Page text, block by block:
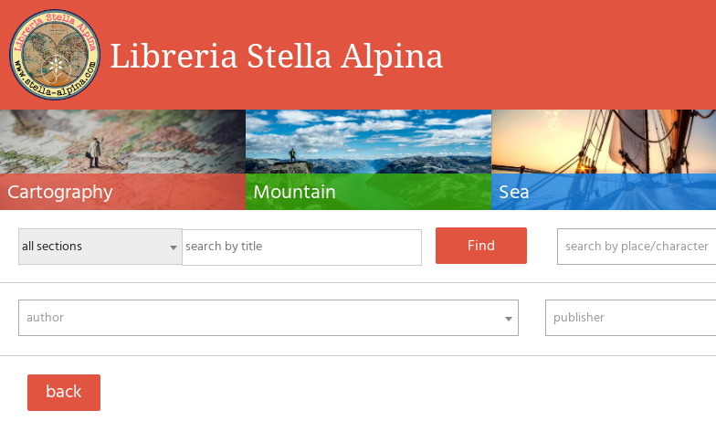
Libreria Stella Alpina
Cartography
Hiking maps, maps and atlases, cartography
around the world. Maps of the trails, cartography
for cyclotourism and mountain biking
Mountain
Alpine guides, hiking guides, technical manuals
for summer and winter mountaineering.
Mountain literature and filmography
Sea
Nautical manuals, nautical cartography, books
and literature for sailboat and motor
search by place/character
author publisher
back